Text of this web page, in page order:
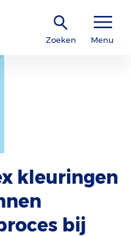
Zoeken Menu
kleuringen
bij